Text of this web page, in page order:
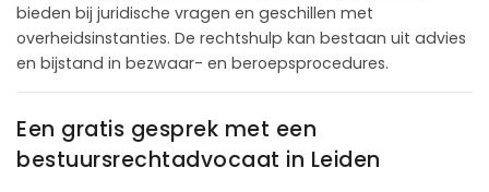
bieden bij juridische vragen en geschillen met
overheidsinstanties. De rechtshulp kan bestaan uit advies
en bijstand in bezwaar- en beroepsprocedures.
Een gratis gesprek met een
bestuursrechtadvocaat in Leiden